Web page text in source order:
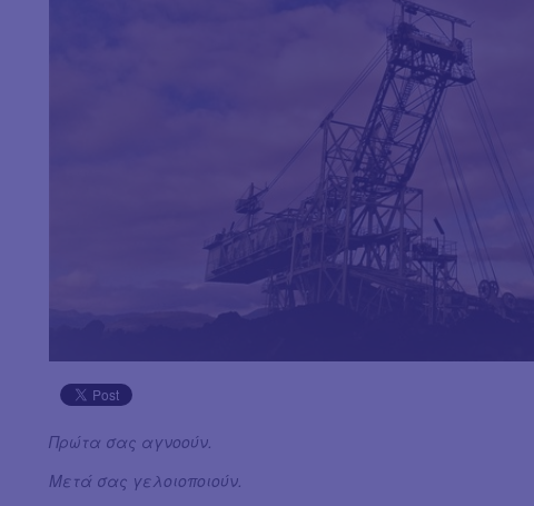
Πρώτα σας αγνοούν.
Μετά σας γελοιοποιούν.